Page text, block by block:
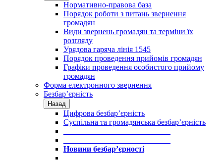
Нормативно-правова база
Порядок роботи з питань звернення
громадян
Види звернень громадян та терміни їх
розгляду
Урядова гаряча лінія 1545
Порядок проведення прийомів громадян
Графіки проведення особистого прийому
громадян
Форма електронного звернення
Безбар’єрність
Назад
Цифрова безбар’єрність
Суспільна та громадянська безбар’єрність
Новини безбар’єрності